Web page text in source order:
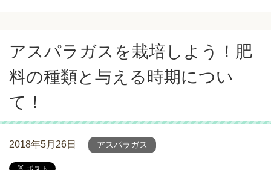
アスパラガスを栽培しよう！肥
料の種類と与える時期につい
て！
2018年5月26日 アスパラガス